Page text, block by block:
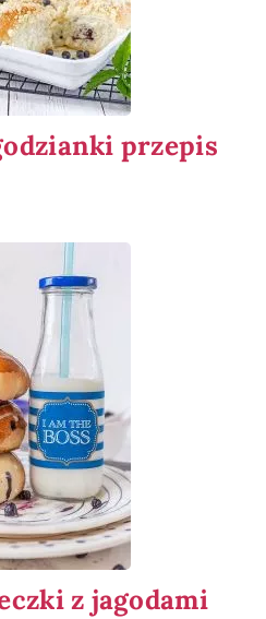
przepis
z jagodami